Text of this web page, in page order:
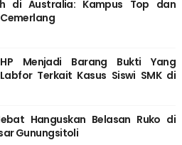
di Australia: Kampus Top dan
Menjadi Barang Bukti Yang
Terkait Kasus Siswi SMK di
Hanguskan Belasan Ruko di
Gunungsitoli